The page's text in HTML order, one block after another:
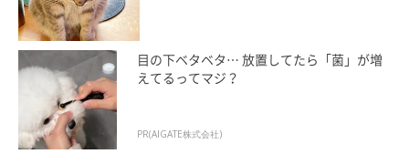
目の下ベタベタ… 放置してたら「菌」が増
えてるってマジ？
PR(AIGATE株式会社)